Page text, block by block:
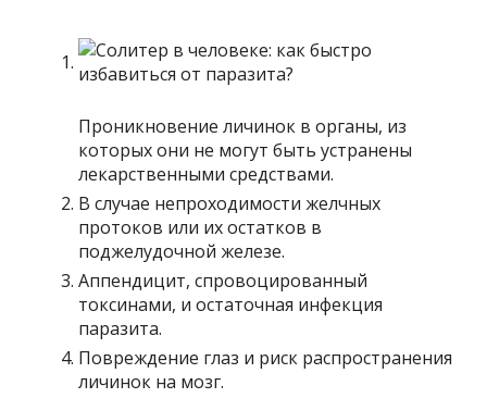
Проникновение личинок в органы, из
которых они не могут быть устранены
лекарственными средствами.
В случае непроходимости желчных
протоков или их остатков в
поджелудочной железе.
Аппендицит, спровоцированный
токсинами, и остаточная инфекция
паразита.
Повреждение глаз и риск распространения
личинок на мозг.